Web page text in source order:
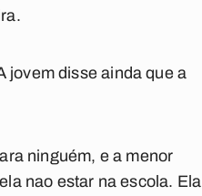
jovem disse ainda que a
ninguém, e a menor
nao estar na escola. Ela